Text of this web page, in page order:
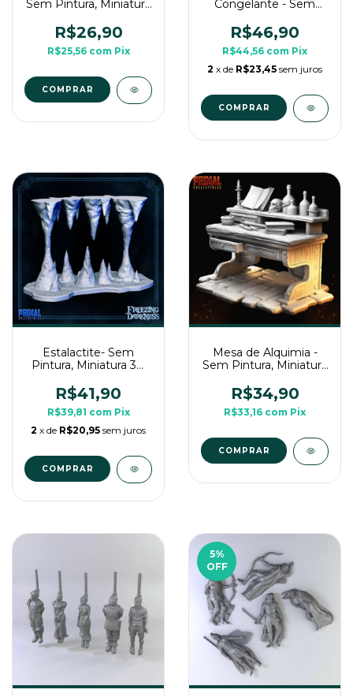
Sem Pintura, Miniatura
R$26,90
R$25,56 com Pix
COMPRAR
Congelante - Sem
Para Rpg de Mesa
R$46,90
R$44,56 com Pix
2 x de R$23,45 sem juros
Estalactite- Sem
Pintura, Miniatura 3D
R$41,90
R$39,81 com Pix
2 x de R$20,95 sem juros
Mesa de Alquimia -
Sem Pintura, Miniatura
R$34,90
R$33,16 com Pix
5%
OFF